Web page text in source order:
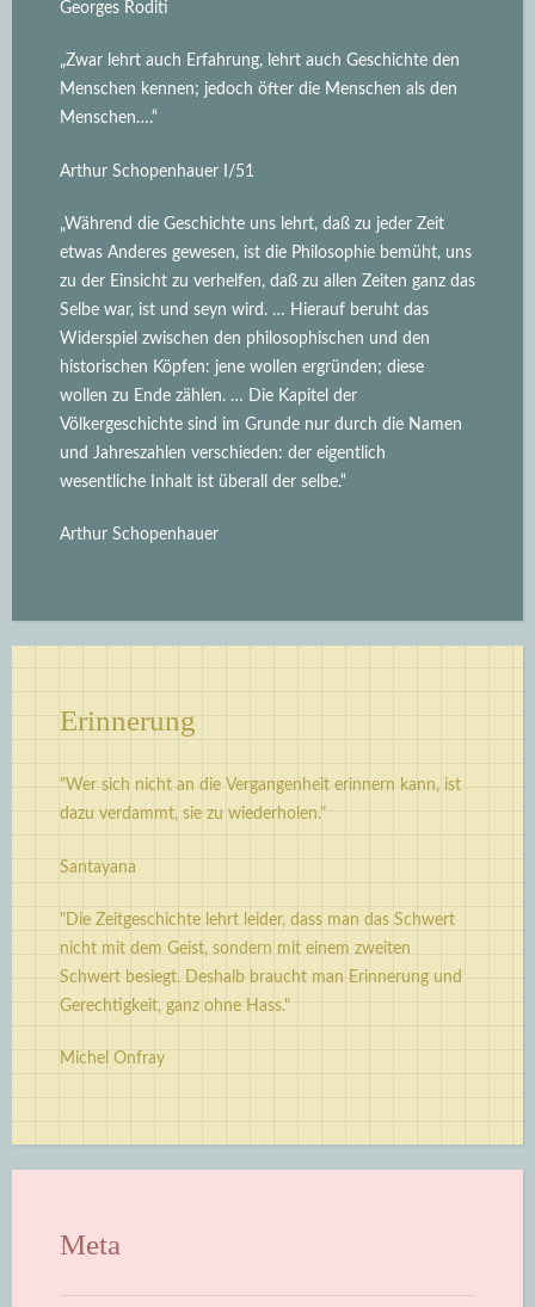
Georges Roditi
„Zwar lehrt auch Erfahrung, lehrt auch Geschichte den
Menschen kennen; jedoch öfter die Menschen als den
Menschen….“
Arthur Schopenhauer I/51
„Während die Geschichte uns lehrt, daß zu jeder Zeit
etwas Anderes gewesen, ist die Philosophie bemüht, uns
zu der Einsicht zu verhelfen, daß zu allen Zeiten ganz das
Selbe war, ist und seyn wird. … Hierauf beruht das
Widerspiel zwischen den philosophischen und den
historischen Köpfen: jene wollen ergründen; diese
wollen zu Ende zählen. … Die Kapitel der
Völkergeschichte sind im Grunde nur durch die Namen
und Jahreszahlen verschieden: der eigentlich
wesentliche Inhalt ist überall der selbe.“
Arthur Schopenhauer
Erinnerung
"Wer sich nicht an die Vergangenheit erinnern kann, ist
dazu verdammt, sie zu wiederholen."
Santayana
"Die Zeitgeschichte lehrt leider, dass man das Schwert
nicht mit dem Geist, sondern mit einem zweiten
Schwert besiegt. Deshalb braucht man Erinnerung und
Gerechtigkeit, ganz ohne Hass."
Michel Onfray
Meta